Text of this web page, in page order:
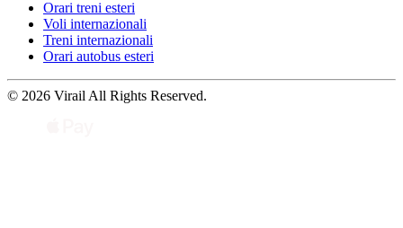
Orari treni esteri
Voli internazionali
Treni internazionali
Orari autobus esteri
© 2026 Virail All Rights Reserved.